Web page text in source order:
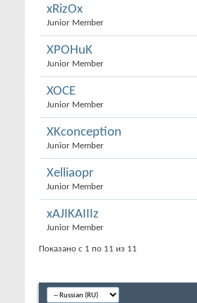
xRizOx
Junior Member
XPOHuK
Junior Member
XOCE
Junior Member
XKconception
Junior Member
Xelliaopr
Junior Member
xAJIKAIIIz
Junior Member
Показано с 1 по 11 из 11